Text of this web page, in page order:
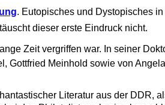
. Eutopisches und Dystopisches
dieser erste Eindruck nicht.
Zeit vergriffen war. In seiner
Gottfried Meinhold sowie von
Literatur aus der DDR,